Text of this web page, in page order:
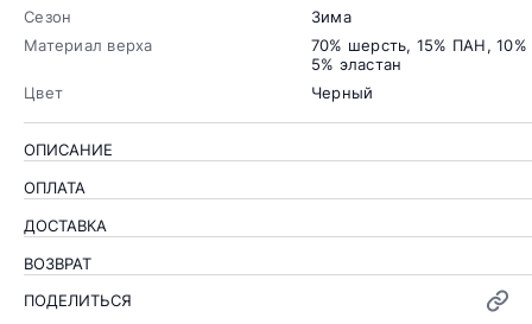
Сезон
Зима
Материал верха
70% шерсть, 15% ПАН,
5% эластан
Цвет
Черный
ОПИСАНИЕ
ОПЛАТА
ДОСТАВКА
ВОЗВРАТ
ПОДЕЛИТЬСЯ